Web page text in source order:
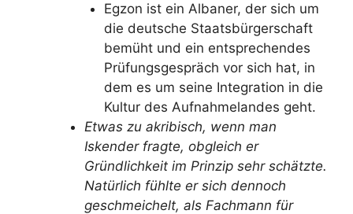
Egzon ist ein Albaner, der sich um
die deutsche Staatsbürgerschaft
bemüht und ein entsprechendes
Prüfungsgespräch vor sich hat, in
dem es um seine Integration in die
Kultur des Aufnahmelandes geht.
Etwas zu akribisch, wenn man
Iskender fragte, obgleich er
Gründlichkeit im Prinzip sehr schätzte.
Natürlich fühlte er sich dennoch
geschmeichelt, als Fachmann für